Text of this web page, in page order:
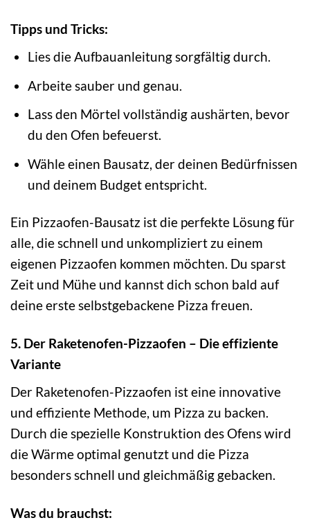
Tipps und Tricks:
Lies die Aufbauanleitung sorgfältig durch.
Arbeite sauber und genau.
Lass den Mörtel vollständig aushärten, bevor
du den Ofen befeuerst.
Wähle einen Bausatz, der deinen Bedürfnissen
und deinem Budget entspricht.
Ein Pizzaofen-Bausatz ist die perfekte Lösung für
alle, die schnell und unkompliziert zu einem
eigenen Pizzaofen kommen möchten. Du sparst
Zeit und Mühe und kannst dich schon bald auf
deine erste selbstgebackene Pizza freuen.
5. Der Raketenofen-Pizzaofen – Die effiziente
Variante
Der Raketenofen-Pizzaofen ist eine innovative
und effiziente Methode, um Pizza zu backen.
Durch die spezielle Konstruktion des Ofens wird
die Wärme optimal genutzt und die Pizza
besonders schnell und gleichmäßig gebacken.
Was du brauchst: